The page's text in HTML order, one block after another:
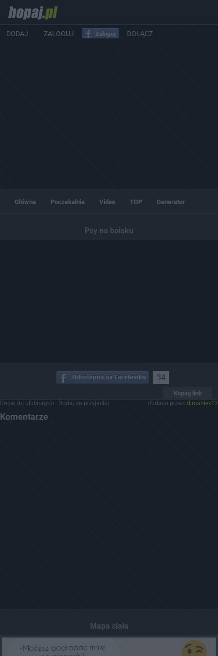
DODAJ ZALOGUJ DOŁĄCZ
Główna Poczekalnia Video TOP Generator
Psy na boisku
34
Kopiuj link
Dodaj do ulubionych Dodaj do przyjaciół Dodano przez: djmaniek12
Komentarze
Mapa ciała